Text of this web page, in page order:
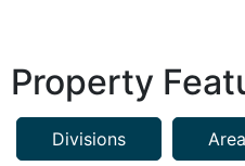
Property
Divisions